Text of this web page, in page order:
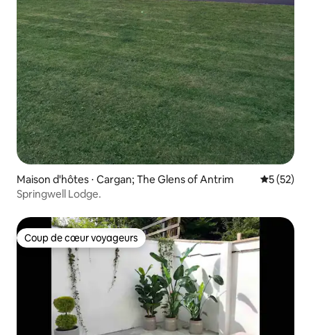
Maison d'hôtes ⋅ Cargan; The Glens of Antrim
5 (52)
Springwell Lodge.
Coup de cœur voyageurs
Coup de cœur voyageurs